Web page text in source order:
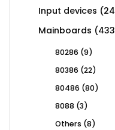
Input devices 24
Mainboards 433
80286 99
80386 2222
80486 8080
8088 33
Others 88